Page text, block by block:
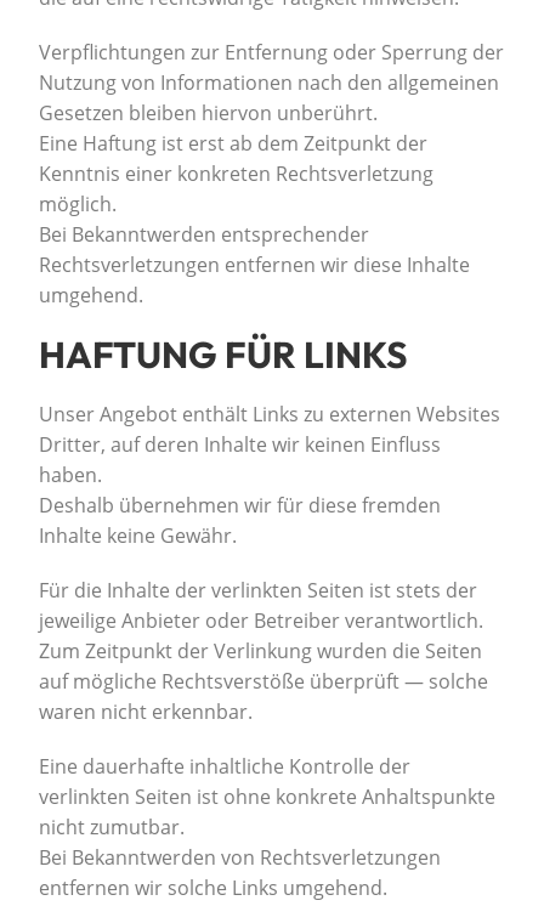
Verpflichtungen zur Entfernung oder Sperrung der
Nutzung von Informationen nach den allgemeinen
Gesetzen bleiben hiervon unberührt.
Eine Haftung ist erst ab dem Zeitpunkt der
Kenntnis einer konkreten Rechtsverletzung
möglich.
Bei Bekanntwerden entsprechender
Rechtsverletzungen entfernen wir diese Inhalte
umgehend.
HAFTUNG FÜR LINKS
Unser Angebot enthält Links zu externen Websites
Dritter, auf deren Inhalte wir keinen Einfluss
haben.
Deshalb übernehmen wir für diese fremden
Inhalte keine Gewähr.
Für die Inhalte der verlinkten Seiten ist stets der
jeweilige Anbieter oder Betreiber verantwortlich.
Zum Zeitpunkt der Verlinkung wurden die Seiten
auf mögliche Rechtsverstöße überprüft — solche
waren nicht erkennbar.
Eine dauerhafte inhaltliche Kontrolle der
verlinkten Seiten ist ohne konkrete Anhaltspunkte
nicht zumutbar.
Bei Bekanntwerden von Rechtsverletzungen
entfernen wir solche Links umgehend.